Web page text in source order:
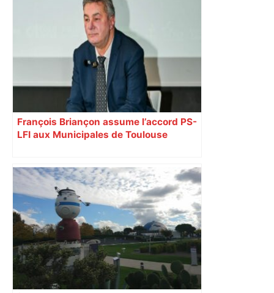
François Briançon assume l’accord PS-
LFI aux Municipales de Toulouse